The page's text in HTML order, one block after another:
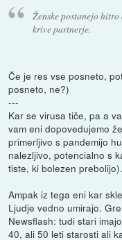
Ženske postanejo
krive partnerje.
Če je res vse posneto,
posneto, ne?)
---
Kar se virusa tiče, pa a
vam eni dopovedujemo
primerljivo s pandemijo
nalezljivo, potencialno s
tiste, ki bolezen prebolijo).
Ampak iz tega eni kar
Ljudje vedno umirajo.
Newsflash: tudi stari
40, ali 50 leti starosti ali